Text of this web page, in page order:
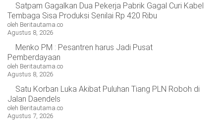
Satpam Gagalkan Dua Pekerja Pabrik Gagal Curi Kabel
Tembaga Sisa Produksi Senilai Rp 420 Ribu
oleh Beritautama.co
Agustus 8, 2026
Menko PM : Pesantren harus Jadi Pusat
Pemberdayaan
oleh Beritautama.co
Agustus 8, 2026
Satu Korban Luka Akibat Puluhan Tiang PLN Roboh di
Jalan Daendels
oleh Beritautama.co
Agustus 7, 2026